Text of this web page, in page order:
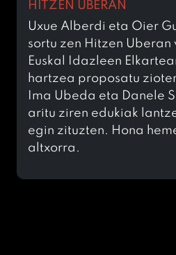
HITZEN UBERAN
Uxue Alberdi eta Oier
sortu zen Hitzen
Euskal Idazleen
hartzea proposatu
Ima Ubeda eta Danele
aritu ziren edukiak
egin zituzten. Hona
altxorra.